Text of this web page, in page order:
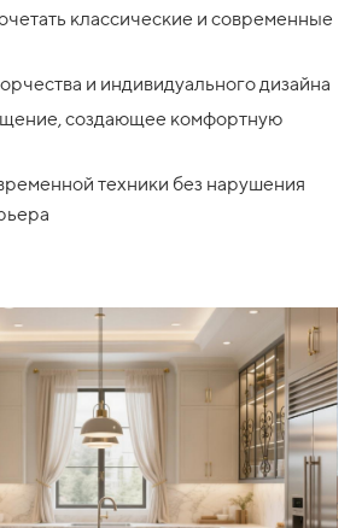
классические и современные
и индивидуального дизайна
создающее комфортную
техники без нарушения